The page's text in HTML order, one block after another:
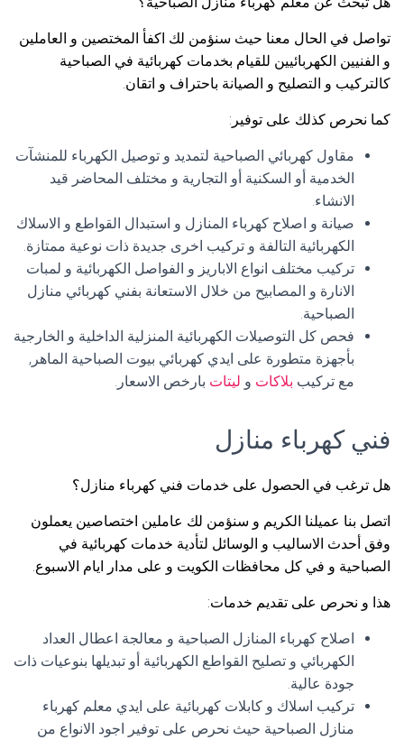
تواصل في الحال معنا حيث سنؤمن لك اكفأ المختصين و العاملين
و الفنيين الكهربائيين للقيام بخدمات كهربائية في الصباحية
كالتركيب و التصليح و الصيانة باحتراف و اتقان.
كما نحرص كذلك على توفير:
مقاول كهربائي الصباحية لتمديد و توصيل الكهرباء للمنشآت
الخدمية أو السكنية أو التجارية و مختلف المحاضر قيد
الانشاء.
صيانة و اصلاح كهرباء المنازل و استبدال القواطع و الاسلاك
الكهربائية التالفة و تركيب اخرى جديدة ذات نوعية ممتازة.
تركيب مختلف انواع الاباريز و الفواصل الكهربائية و لمبات
الانارة و المصابيح من خلال الاستعانة بفني كهربائي منازل
الصباحية.
فحص كل التوصيلات الكهربائية المنزلية الداخلية و الخارجية
بأجهزة متطورة على ايدي كهربائي بيوت الصباحية الماهر,
مع تركيب بلاكات و ليتات بارخص الاسعار.
فني كهرباء منازل
هل ترغب في الحصول على خدمات فني كهرباء منازل؟
اتصل بنا عميلنا الكريم و سنؤمن لك عاملين اختصاصين يعملون
وفق أحدث الاساليب و الوسائل لتأدية خدمات كهربائية في
الصباحية و في كل محافظات الكويت و على مدار ايام الاسبوع.
هذا و نحرص على تقديم خدمات:
اصلاح كهرباء المنازل الصباحية و معالجة اعطال العداد
الكهربائي و تصليح القواطع الكهربائية أو تبديلها بنوعيات ذات
جودة عالية.
تركيب اسلاك و كابلات كهربائية على ايدي معلم كهرباء
منازل الصباحية حيث نحرص على توفير اجود الانواع من